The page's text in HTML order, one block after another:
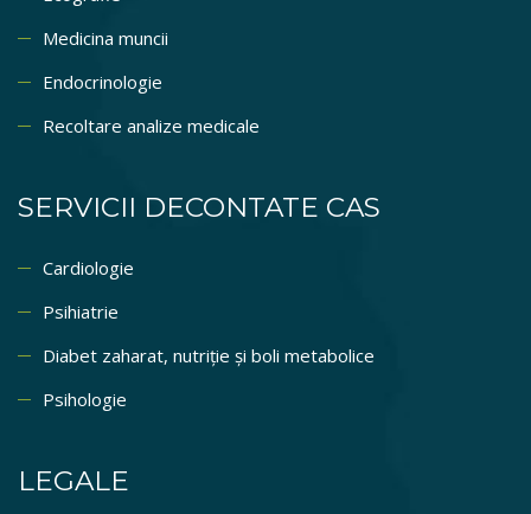
Medicina muncii
Endocrinologie
Recoltare analize medicale
SERVICII DECONTATE CAS
Cardiologie
Psihiatrie
Diabet zaharat, nutriție și boli metabolice
Psihologie
LEGALE